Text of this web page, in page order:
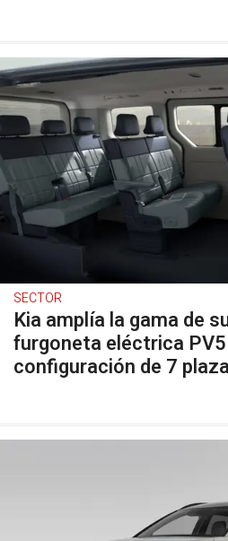
SECTOR
Kia amplía la gama de
furgoneta eléctrica
configuración de 7